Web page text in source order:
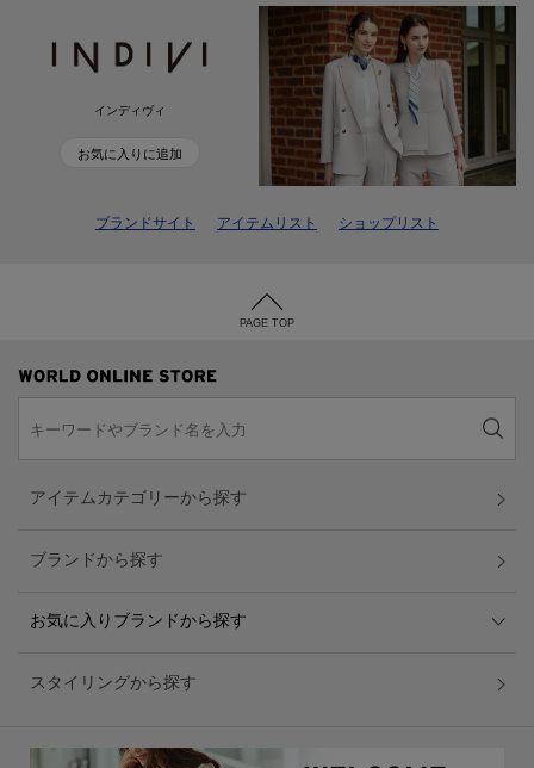
インディヴィ
お気に入りに追加
ブランドサイト アイテムリスト ショップリスト
PAGE TOP
アイテムカテゴリーから探す
ブランドから探す
お気に入りブランドから探す
スタイリングから探す